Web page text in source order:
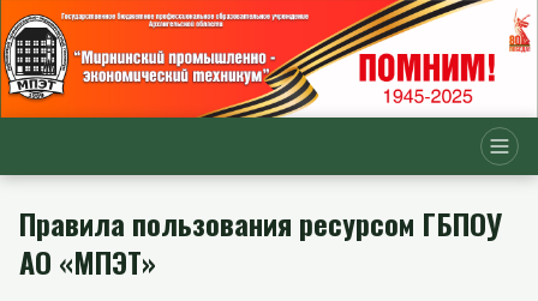
Правила пользования ресурсом ГБПОУ
АО «МПЭТ»